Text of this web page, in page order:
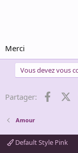
Merci
Vous devez vous
Partager:
Amour
Default Style Pink